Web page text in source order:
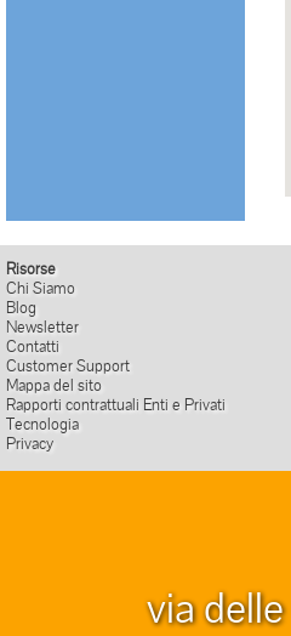
Risorse
Chi Siamo
Blog
Newsletter
Contatti
Customer Support
Mappa del sito
Rapporti contrattuali Enti e Privati
Tecnologia
Privacy
via